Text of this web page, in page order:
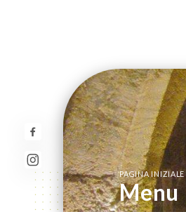
PAGINA INIZIALE
Menu